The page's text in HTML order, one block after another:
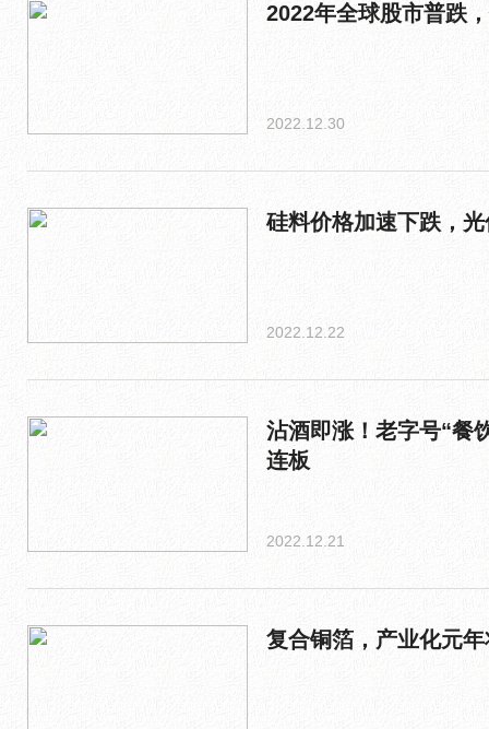
2022年全球股市普跌
2022.12.30
硅料价格加速下跌，
2022.12.22
沾酒即涨！老字号“餐
连板
2022.12.21
复合铜箔，产业化元